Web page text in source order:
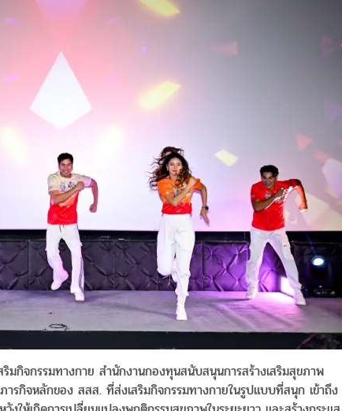
กิจกรรมทางกาย สำนักงานกองทุนสนับสนุนการสร้างเสริมสุขภาพ
รกิจหลักของ สสส. ที่ส่งเสริมกิจกรรมทางกายในรูปแบบที่สนุก เข้าถึง